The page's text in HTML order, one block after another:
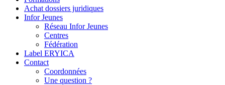
Achat dossiers juridiques
Infor Jeunes
Réseau Infor Jeunes
Centres
Fédération
Label ERYICA
Contact
Coordonnées
Une question ?